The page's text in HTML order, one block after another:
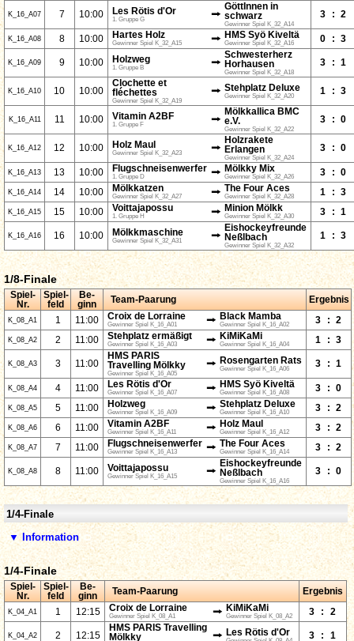
K_16_A07 7 10:00 Les Rötis d'Or
1. Gruppe G ⭢
GöttInnen in
schwarz
Gewinner Spiel K_32_A14
3 : 2
K_16_A08 8 10:00 Hartes Holz
Gewinner Spiel K_32_A15 ⭢ HMS Syö Kiveltä
Gewinner Spiel K_32_A16 0 : 3
K_16_A09 9 10:00 Holzweg
1. Gruppe B ⭢
Schwesterherz
Horhausen
Gewinner Spiel K_32_A18
3 : 1
K_16_A10 10 10:00
Clochette et
fléchettes
Gewinner Spiel K_32_A19
⭢ Stehplatz Deluxe
Gewinner Spiel K_32_A20
1 : 3
K_16_A11 11 10:00 Vitamin A2BF
1. Gruppe F ⭢
Mölkkallica BMC
e.V.
Gewinner Spiel K_32_A22
3 : 0
K_16_A12 12 10:00 Holz Maul
Gewinner Spiel K_32_A23 ⭢
Holzrakete
Erlangen
Gewinner Spiel K_32_A24
3 : 0
K_16_A13 13 10:00 Flugschneisenwerfer
1. Gruppe D ⭢ Mölkky Mix
Gewinner Spiel K_32_A26 3 : 0
K_16_A14 14 10:00 Mölkkatzen
Gewinner Spiel K_32_A27 ⭢ The Four Aces
Gewinner Spiel K_32_A28 1 : 3
K_16_A15 15 10:00 Voittajapossu
1. Gruppe H ⭢ Minion Mölkk
Gewinner Spiel K_32_A30 3 : 1
K_16_A16 16 10:00 Mölkkmaschine
Gewinner Spiel K_32_A31 ⭢
Eishockeyfreunde
Neßlbach
Gewinner Spiel K_32_A32
1 : 3
1/8-Finale
Spiel-
Nr.
Spiel-
feld
Be-
ginn
Team-Paarung Ergebnis
K_08_A1 1 11:00 Croix de Lorraine
Gewinner Spiel K_16_A01 ⭢ Black Mamba
Gewinner Spiel K_16_A02 3 : 2
K_08_A2 2 11:00 Stehplatz ermäßigt
Gewinner Spiel K_16_A03 ⭢ KiMiKaMi
Gewinner Spiel K_16_A04 1 : 3
K_08_A3 3 11:00
HMS PARIS
Travelling Mölkky
Gewinner Spiel K_16_A05
⭢ Rosengarten Rats
Gewinner Spiel K_16_A06
3 : 1
K_08_A4 4 11:00 Les Rötis d'Or
Gewinner Spiel K_16_A07 ⭢ HMS Syö Kiveltä
Gewinner Spiel K_16_A08 3 : 0
K_08_A5 5 11:00 Holzweg
Gewinner Spiel K_16_A09 ⭢ Stehplatz Deluxe
Gewinner Spiel K_16_A10 3 : 2
K_08_A6 6 11:00 Vitamin A2BF
Gewinner Spiel K_16_A11 ⭢ Holz Maul
Gewinner Spiel K_16_A12 3 : 2
K_08_A7 7 11:00 Flugschneisenwerfer
Gewinner Spiel K_16_A13 ⭢ The Four Aces
Gewinner Spiel K_16_A14 3 : 2
K_08_A8 8 11:00 Voittajapossu
Gewinner Spiel K_16_A15 ⭢
Eishockeyfreunde
Neßlbach
Gewinner Spiel K_16_A16
3 : 0
1/4-Finale
▼ Information
1/4-Finale
Spiel-
Nr.
Spiel-
feld
Be-
ginn
Team-Paarung Ergebnis
K_04_A1 1 12:15 Croix de Lorraine
Gewinner Spiel K_08_A1 ⭢ KiMiKaMi
Gewinner Spiel K_08_A2 3 : 2
K_04_A2 2 12:15
HMS PARIS Travelling
Mölkky
⭢ Les Rötis d'Or 3 : 1